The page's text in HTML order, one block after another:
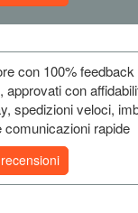
con 100% feedback
approvati con
spedizioni veloci,
comunicazioni rapide